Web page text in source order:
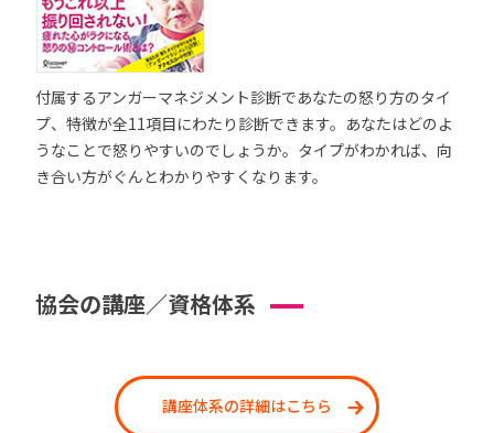
付属するアンガーマネジメント診断であなたの怒り方のタイ
プ、特徴が全11項目にわたり診断できます。あなたはどのよ
うなことで怒りやすいのでしょうか。タイプがわかれば、向
き合い方がぐんとわかりやすくなります。
協会の講座／資格体系
講座体系の詳細はこちら